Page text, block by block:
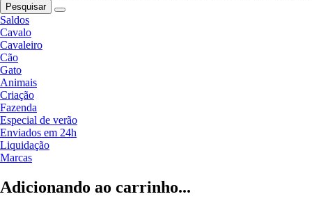
Pesquisar
Saldos
Cavalo
Cavaleiro
Cão
Gato
Animais
Criação
Fazenda
Especial de verão
Enviados em 24h
Liquidação
Marcas
Adicionando ao carrinho...